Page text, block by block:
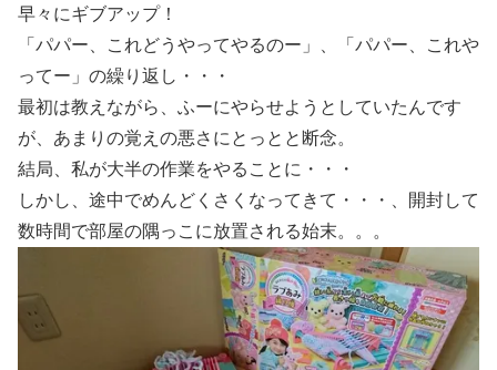
早々にギブアップ！
「パパー、これどうやってやるのー」、「パパー、これや
ってー」の繰り返し・・・
最初は教えながら、ふーにやらせようとしていたんです
が、あまりの覚えの悪さにとっとと断念。
結局、私が大半の作業をやることに・・・
しかし、途中でめんどくさくなってきて・・・、開封して
数時間で部屋の隅っこに放置される始末。。。